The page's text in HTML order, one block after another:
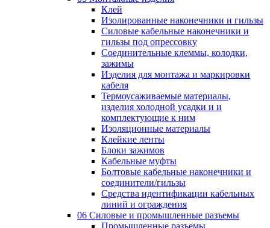
Клей
Изолированные наконечники и гильзы
Силовые кабельные наконечники и
гильзы под опрессовку
Соединительные клеммы, колодки,
зажимы
Изделия для монтажа и маркировки
кабеля
Термоусаживаемые материалы,
изделия холодной усадки и и
комплектующие к ним
Изоляционные материалы
Клейкие ленты
Блоки зажимов
Кабельные муфты
Болтовые кабельные наконечники и
соединители/гильзы
Средства идентификации кабельных
линий и ограждения
06 Силовые и промышленные разъемы
Промышленные разъемы